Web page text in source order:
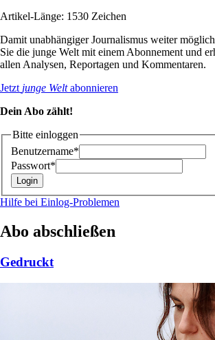
Artikel-Länge: 1530 Zeichen
Damit unabhängiger Journalismus weiter
Sie die junge Welt mit einem Abonnement und
allen Analysen, Reportagen und Kommentaren.
Jetzt junge Weltabonnieren
Dein Abo zählt!
Bitte einloggen
Benutzername*
Passwort*
Hilfe bei Einlog-Problemen
Abo abschließen
Gedruckt